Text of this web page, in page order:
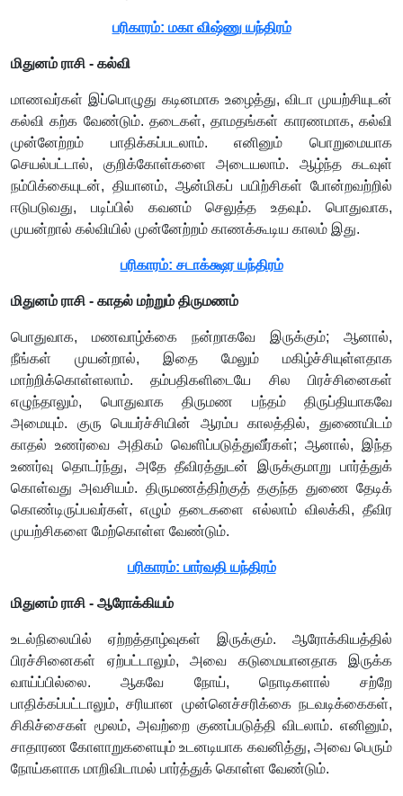
பரிகாரம்: மகா விஷ்ணு யந்திரம்
மிதுனம் ராசி - கல்வி
மாணவர்கள் இப்பொழுது கடினமாக உழைத்து, விடா முயற்சியுடன்
கல்வி கற்க வேண்டும். தடைகள், தாமதங்கள் காரணமாக, கல்வி
முன்னேற்றம் பாதிக்கப்படலாம். எனினும் பொறுமையாக
செயல்பட்டால், குறிக்கோள்களை அடையலாம். ஆழ்ந்த கடவுள்
நம்பிக்கையுடன், தியானம், ஆன்மிகப் பயிற்சிகள் போன்றவற்றில்
ஈடுபடுவது, படிப்பில் கவனம் செலுத்த உதவும். பொதுவாக,
முயன்றால் கல்வியில் முன்னேற்றம் காணக்கூடிய காலம் இது.
பரிகாரம்: சடாக்க்ஷர யந்திரம்
மிதுனம் ராசி - காதல் மற்றும் திருமணம்
பொதுவாக, மணவாழ்க்கை நன்றாகவே இருக்கும்; ஆனால்,
நீங்கள் முயன்றால், இதை மேலும் மகிழ்ச்சியுள்ளதாக
மாற்றிக்கொள்ளலாம். தம்பதிகளிடையே சில பிரச்சினைகள்
எழுந்தாலும், பொதுவாக திருமண பந்தம் திருப்தியாகவே
அமையும். குரு பெயர்ச்சியின் ஆரம்ப காலத்தில், துணையிடம்
காதல் உணர்வை அதிகம் வெளிப்படுத்துவீர்கள்; ஆனால், இந்த
உணர்வு தொடர்ந்து, அதே தீவிரத்துடன் இருக்குமாறு பார்த்துக்
கொள்வது அவசியம். திருமணத்திற்குத் தகுந்த துணை தேடிக்
கொண்டிருப்பவர்கள், எழும் தடைகளை எல்லாம் விலக்கி, தீவிர
முயற்சிகளை மேற்கொள்ள வேண்டும்.
பரிகாரம்: பார்வதி யந்திரம்
மிதுனம் ராசி - ஆரோக்கியம்
உடல்நிலையில் ஏற்றத்தாழ்வுகள் இருக்கும். ஆரோக்கியத்தில்
பிரச்சினைகள் ஏற்பட்டாலும், அவை கடுமையானதாக இருக்க
வாய்ப்பில்லை. ஆகவே நோய், நொடிகளால் சற்றே
பாதிக்கப்பட்டாலும், சரியான முன்னெச்சரிக்கை நடவடிக்கைகள்,
சிகிச்சைகள் மூலம், அவற்றை குணப்படுத்தி விடலாம். எனினும்,
சாதாரண கோளாறுகளையும் உடனடியாக கவனித்து, அவை பெரும்
நோய்களாக மாறிவிடாமல் பார்த்துக் கொள்ள வேண்டும்.